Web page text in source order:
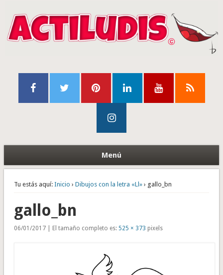
Menú
Tu estás aquí: Inicio › Dibujos con la letra «Ll»› gallo_bn
gallo_bn
06/01/2017 | El tamaño completo es: 525 × 373 pixels